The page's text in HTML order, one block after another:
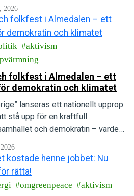
2026
aktivism
folkfest i Almedalen – ett
demokratin och klimatet
lanseras ett nationellt upprop
stå upp för en kraftfull
och demokratin – värden
omgreenpeace aktivism